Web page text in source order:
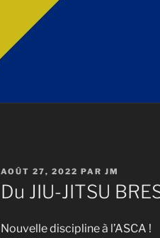
PUBLIÉ
LE
AOÛT 27, 2022 PAR JM
Du JIU-JITSU
Nouvelle discipline à l’ASCA !